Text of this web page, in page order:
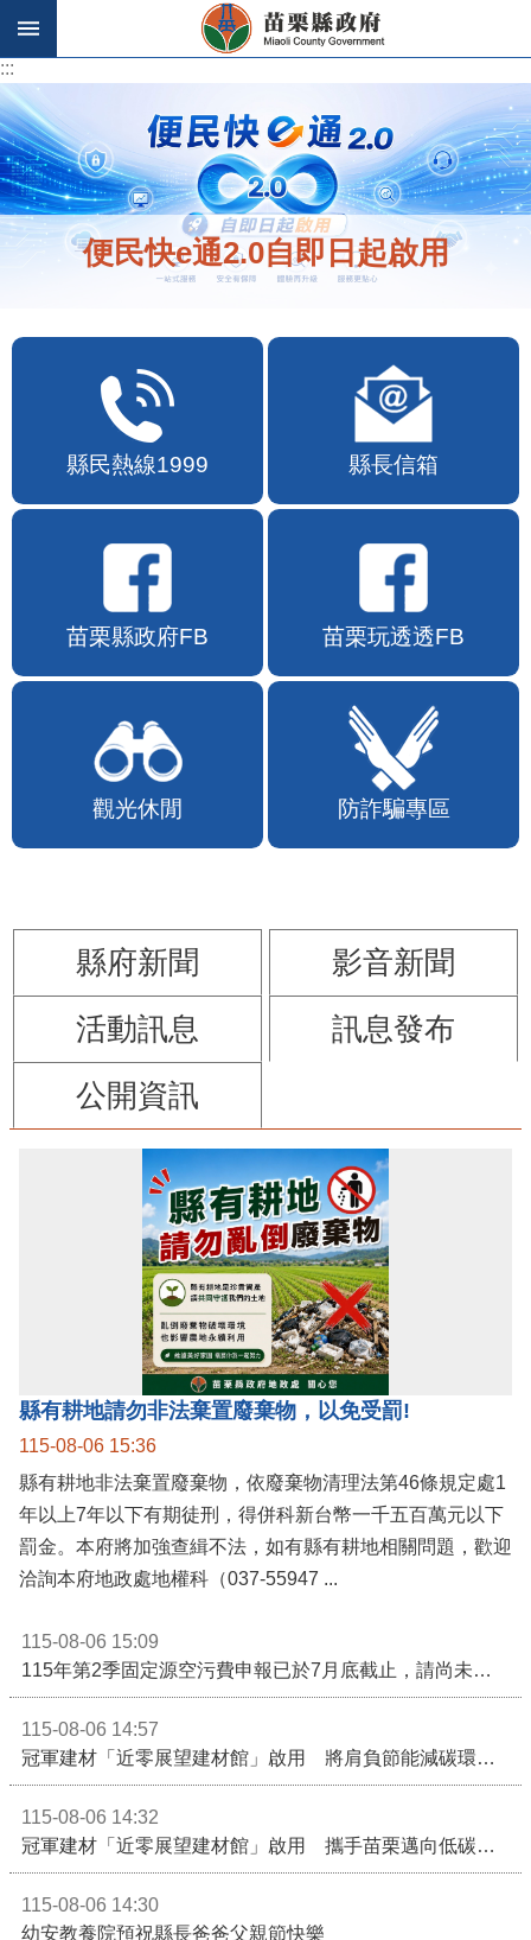
跳到主要內容區塊
:::
:::
便民快e通2.0自即日起啟用
縣民熱線1999 縣長信箱
苗栗縣政府FB 苗栗玩透透FB
觀光休閒 防詐騙專區
縣府新聞
影音新聞
活動訊息
訊息發布
公開資訊
縣有耕地請勿非法棄置廢棄物，以免受罰!
115-08-06 15:36
縣有耕地非法棄置廢棄物，依廢棄物清理法第46條規定處1
年以上7年以下有期徒刑，得併科新台幣一千五百萬元以下
罰金。本府將加強查緝不法，如有縣有耕地相關問題，歡迎
洽詢本府地政處地權科（037-55947 ...
115-08-06 15:09
115年第2季固定源空污費申報已於7月底截止，請尚未申報公私場所儘速完成申繳，以免面臨滯納金及罰鍰!
115-08-06 14:57
冠軍建材「近零展望建材館」啟用 將肩負節能減碳環境教育重任
115-08-06 14:32
冠軍建材「近零展望建材館」啟用 攜手苗栗邁向低碳建築新未來
115-08-06 14:30
幼安教養院預祝縣長爸爸父親節快樂